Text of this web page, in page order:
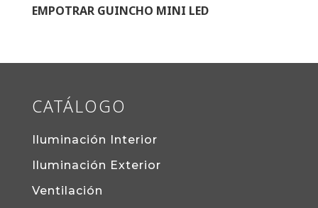
EMPOTRAR GUINCHO MINI LED
CATÁLOGO
Iluminación Interior
Iluminación Exterior
Ventilación